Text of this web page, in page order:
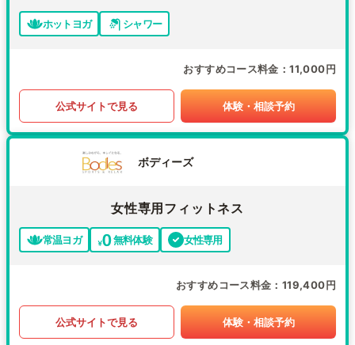
ホットヨガ シャワー
おすすめコース料金 11,000円
公式サイトで見る 体験・相談予約
ボディーズ
女性専用フィットネス
常温ヨガ 無料体験 女性専用
おすすめコース料金 119,400円
公式サイトで見る 体験・相談予約